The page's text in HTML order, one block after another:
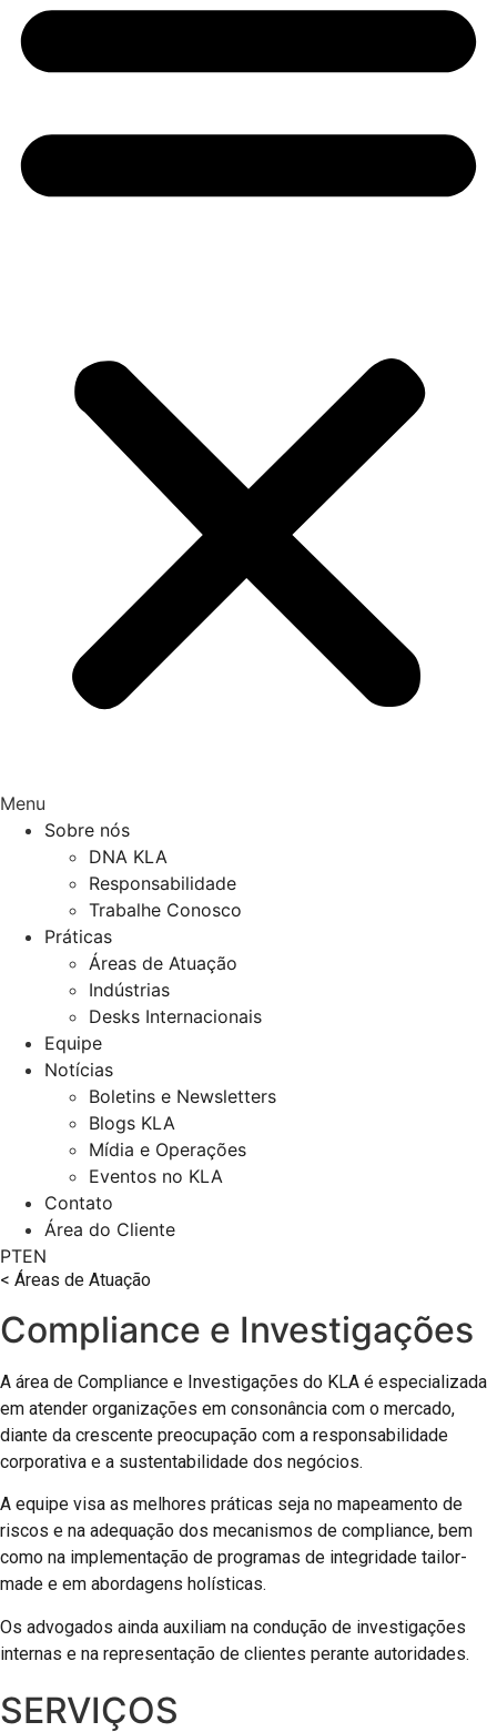
Menu
Sobre nós
DNA KLA
Responsabilidade
Trabalhe Conosco
Práticas
Áreas de Atuação
Indústrias
Desks Internacionais
Equipe
Notícias
Boletins e Newsletters
Blogs KLA
Mídia e Operações
Eventos no KLA
Contato
Área do Cliente
PTEN
< Áreas de Atuação
Compliance e Investigações
A área de Compliance e Investigações do KLA é especializada
em atender organizações em consonância com o mercado,
diante da crescente preocupação com a responsabilidade
corporativa e a sustentabilidade dos negócios.
A equipe visa as melhores práticas seja no mapeamento de
riscos e na adequação dos mecanismos de compliance, bem
como na implementação de programas de integridade tailor-
made e em abordagens holísticas.
Os advogados ainda auxiliam na condução de investigações
internas e na representação de clientes perante autoridades.
SERVIÇOS